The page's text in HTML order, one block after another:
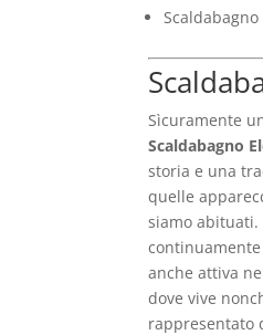
Sìcuramente
Scaldabagno
storia e una
quelle
siamo abituati.
anche attiva
dove vive
rappresentato